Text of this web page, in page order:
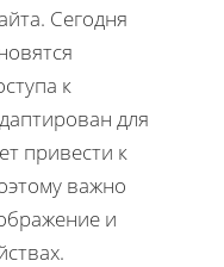
Сегодня
к
для
привести к
важно
и